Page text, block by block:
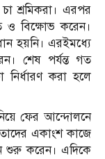
শ্রমিকরা। এরপর
ও বিক্ষোভ করেন।
হয়নি। এরইমধ্যে
শেষ পর্যন্ত গত
নির্ধারণ করা হলে
ফের আন্দোলনে
একাংশ কাজে
শুরু করেন। এদিকে